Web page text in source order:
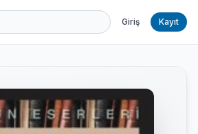
Giriş Kayıt